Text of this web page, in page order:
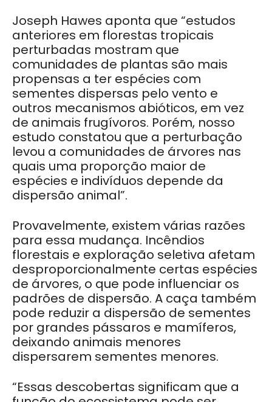
Joseph Hawes aponta que “estudos
anteriores em florestas tropicais
perturbadas mostram que
comunidades de plantas são mais
propensas a ter espécies com
sementes dispersas pelo vento e
outros mecanismos abióticos, em vez
de animais frugívoros. Porém, nosso
estudo constatou que a perturbação
levou a comunidades de árvores nas
quais uma proporção maior de
espécies e indivíduos depende da
dispersão animal”.
Provavelmente, existem várias razões
para essa mudança. Incêndios
florestais e exploração seletiva afetam
desproporcionalmente certas espécies
de árvores, o que pode influenciar os
padrões de dispersão. A caça também
pode reduzir a dispersão de sementes
por grandes pássaros e mamíferos,
deixando animais menores
dispersarem sementes menores.
“Essas descobertas significam que a